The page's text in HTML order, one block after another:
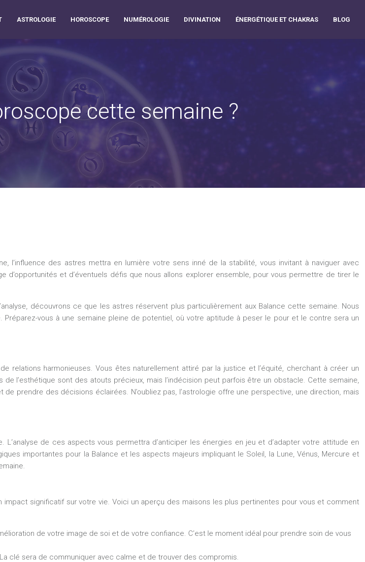
ASTROLOGIE HOROSCOPE NUMÉROLOGIE DIVINATION ÉNERGÉTIQUE ET CHAKRAS BLOG
cette semaine ?
l’influence des astres mettra en lumière votre sens inné de la stabilité, vous invitant à naviguer avec
et d’éventuels défis que nous allons explorer ensemble, pour vous permettre de tirer le
découvrons ce que les astres réservent plus particulièrement aux Balance cette semaine. Nous
vous à une semaine pleine de potentiel, où votre aptitude à peser le pour et le contre sera un
relations harmonieuses. Vous êtes naturellement attiré par la justice et l’équité, cherchant à créer un
l’esthétique sont des atouts précieux, mais l’indécision peut parfois être un obstacle. Cette semaine,
prendre des décisions éclairées. N’oubliez pas, l’astrologie offre une perspective, une direction, mais
de ces aspects vous permettra d’anticiper les énergies en jeu et d’adapter votre attitude en
importantes pour la Balance et les aspects majeurs impliquant le Soleil, la Lune, Vénus, Mercure et
significatif sur votre vie. Voici un aperçu des maisons les plus pertinentes pour vous et comment
de votre image de soi et de votre confiance. C’est le moment idéal pour prendre soin de vous
clé sera de communiquer avec calme et de trouver des compromis.